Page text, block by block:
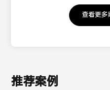
查看更多
推荐案例